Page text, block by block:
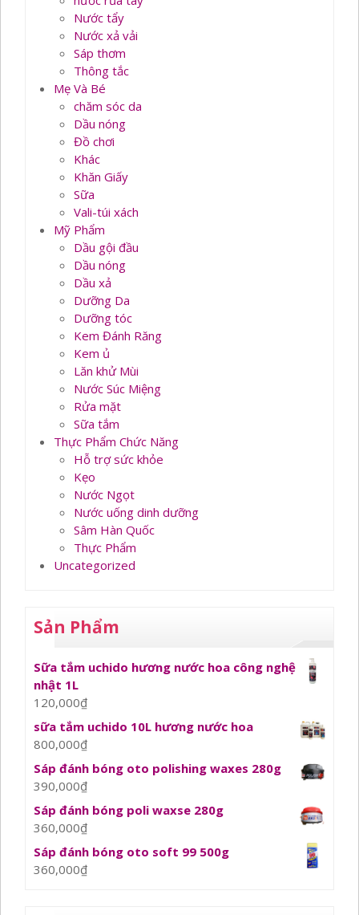
Nước tẩy
Nước xả vải
Sáp thơm
Thông tắc
Mẹ Và Bé
chăm sóc da
Dầu nóng
Đồ chơi
Khác
Khăn Giấy
Sữa
Vali-túi xách
Mỹ Phẩm
Dầu gội đầu
Dầu nóng
Dầu xả
Dưỡng Da
Dưỡng tóc
Kem Đánh Răng
Kem ủ
Lăn khử Mùi
Nước Súc Miệng
Rửa mặt
Sữa tắm
Thực Phẩm Chức Năng
Hỗ trợ sức khỏe
Kẹo
Nước Ngọt
Nước uống dinh dưỡng
Sâm Hàn Quốc
Thực Phẩm
Uncategorized
Sản Phẩm
Sữa tắm uchido hương nước hoa công nghệ
nhật 1L
120,000₫
sữa tắm uchido 10L hương nước hoa
800,000₫
Sáp đánh bóng oto polishing waxes 280g
390,000₫
Sáp đánh bóng poli waxse 280g
360,000₫
Sáp đánh bóng oto soft 99 500g
360,000₫